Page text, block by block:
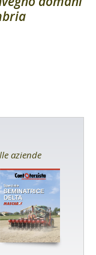
aziende